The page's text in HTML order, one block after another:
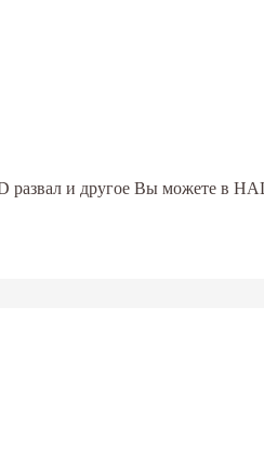
развал и другое Вы можете в